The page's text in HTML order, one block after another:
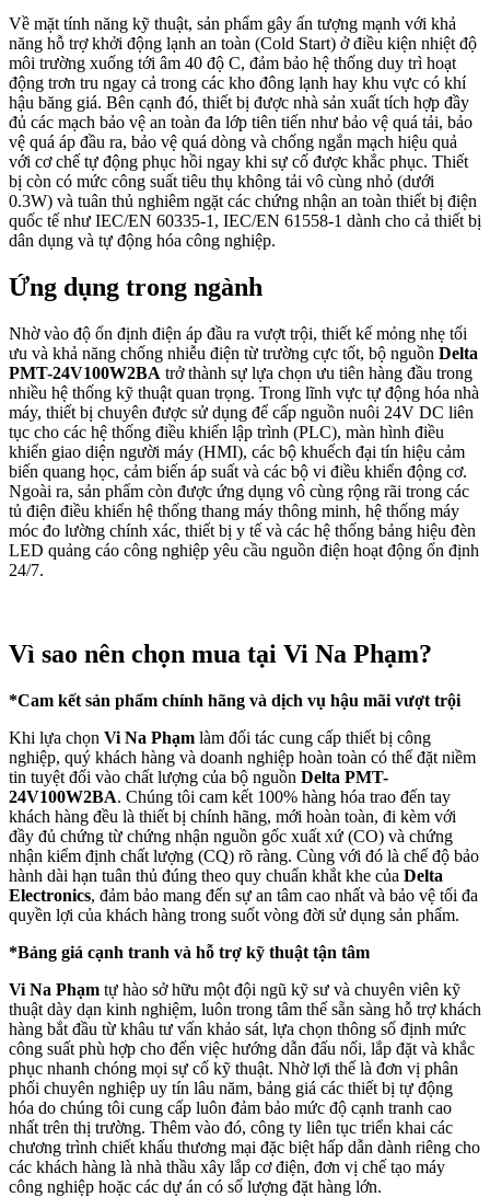
Về mặt tính năng kỹ thuật, sản phẩm gây ấn tượng mạnh với khả
năng hỗ trợ khởi động lạnh an toàn (Cold Start) ở điều kiện nhiệt độ
môi trường xuống tới âm 40 độ C, đảm bảo hệ thống duy trì hoạt
động trơn tru ngay cả trong các kho đông lạnh hay khu vực có khí
hậu băng giá. Bên cạnh đó, thiết bị được nhà sản xuất tích hợp đầy
đủ các mạch bảo vệ an toàn đa lớp tiên tiến như bảo vệ quá tải, bảo
vệ quá áp đầu ra, bảo vệ quá dòng và chống ngắn mạch hiệu quả
với cơ chế tự động phục hồi ngay khi sự cố được khắc phục. Thiết
bị còn có mức công suất tiêu thụ không tải vô cùng nhỏ (dưới
0.3W) và tuân thủ nghiêm ngặt các chứng nhận an toàn thiết bị điện
quốc tế như IEC/EN 60335-1, IEC/EN 61558-1 dành cho cả thiết bị
dân dụng và tự động hóa công nghiệp.
Ứng dụng trong ngành
Nhờ vào độ ổn định điện áp đầu ra vượt trội, thiết kế mỏng nhẹ tối
ưu và khả năng chống nhiễu điện từ trường cực tốt, bộ nguồn Delta
PMT-24V100W2BA trở thành sự lựa chọn ưu tiên hàng đầu trong
nhiều hệ thống kỹ thuật quan trọng. Trong lĩnh vực tự động hóa nhà
máy, thiết bị chuyên được sử dụng để cấp nguồn nuôi 24V DC liên
tục cho các hệ thống điều khiển lập trình (PLC), màn hình điều
khiển giao diện người máy (HMI), các bộ khuếch đại tín hiệu cảm
biến quang học, cảm biến áp suất và các bộ vi điều khiển động cơ.
Ngoài ra, sản phẩm còn được ứng dụng vô cùng rộng rãi trong các
tủ điện điều khiển hệ thống thang máy thông minh, hệ thống máy
móc đo lường chính xác, thiết bị y tế và các hệ thống bảng hiệu đèn
LED quảng cáo công nghiệp yêu cầu nguồn điện hoạt động ổn định
24/7.
Vì sao nên chọn mua tại Vi Na Phạm?
*Cam kết sản phẩm chính hãng và dịch vụ hậu mãi vượt trội
Khi lựa chọn Vi Na Phạm làm đối tác cung cấp thiết bị công
nghiệp, quý khách hàng và doanh nghiệp hoàn toàn có thể đặt niềm
tin tuyệt đối vào chất lượng của bộ nguồn Delta PMT-
24V100W2BA. Chúng tôi cam kết 100% hàng hóa trao đến tay
khách hàng đều là thiết bị chính hãng, mới hoàn toàn, đi kèm với
đầy đủ chứng từ chứng nhận nguồn gốc xuất xứ (CO) và chứng
nhận kiểm định chất lượng (CQ) rõ ràng. Cùng với đó là chế độ bảo
hành dài hạn tuân thủ đúng theo quy chuẩn khắt khe của Delta
Electronics, đảm bảo mang đến sự an tâm cao nhất và bảo vệ tối đa
quyền lợi của khách hàng trong suốt vòng đời sử dụng sản phẩm.
*Bảng giá cạnh tranh và hỗ trợ kỹ thuật tận tâm
Vi Na Phạm tự hào sở hữu một đội ngũ kỹ sư và chuyên viên kỹ
thuật dày dạn kinh nghiệm, luôn trong tâm thế sẵn sàng hỗ trợ khách
hàng bắt đầu từ khâu tư vấn khảo sát, lựa chọn thông số định mức
công suất phù hợp cho đến việc hướng dẫn đấu nối, lắp đặt và khắc
phục nhanh chóng mọi sự cố kỹ thuật. Nhờ lợi thế là đơn vị phân
phối chuyên nghiệp uy tín lâu năm, bảng giá các thiết bị tự động
hóa do chúng tôi cung cấp luôn đảm bảo mức độ cạnh tranh cao
nhất trên thị trường. Thêm vào đó, công ty liên tục triển khai các
chương trình chiết khấu thương mại đặc biệt hấp dẫn dành riêng cho
các khách hàng là nhà thầu xây lắp cơ điện, đơn vị chế tạo máy
công nghiệp hoặc các dự án có số lượng đặt hàng lớn.